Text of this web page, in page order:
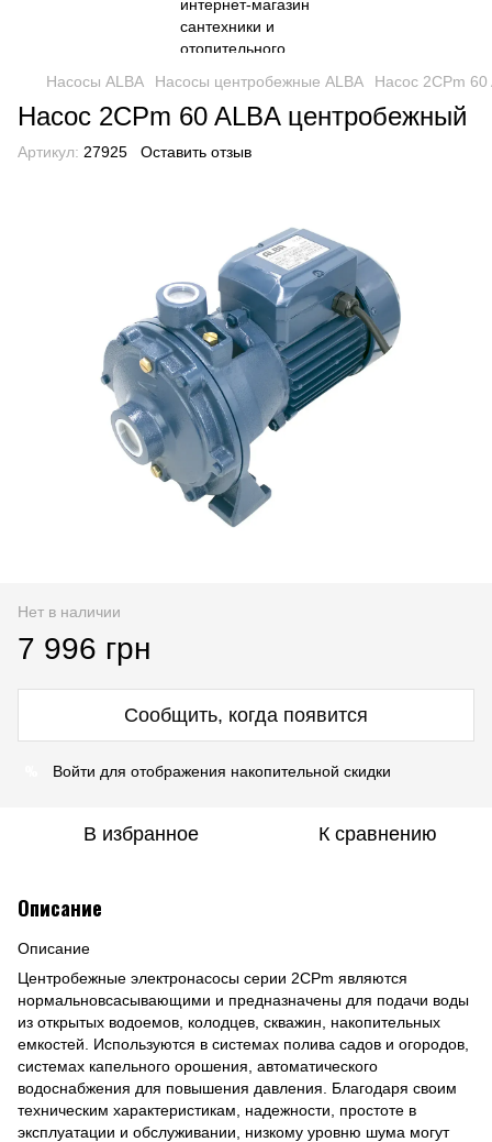
Насосы ALBA Насосы центробежные ALBA Насос 2CPm
Насос 2CPm 60 ALBA центробежный
Артикул: 27925 Оставить отзыв
Нет в наличии
7 996 грн
Сообщить, когда появится
Войти для отображения накопительной скидки
В избранное К сравнению
Описание
Описание
Центробежные электронасосы серии 2CPm являются
нормальновсасывающими и предназначены для подачи воды
из открытых водоемов, колодцев, скважин, накопительных
емкостей. Используются в системах полива садов и огородов,
системах капельного орошения, автоматического
водоснабжения для повышения давления. Благодаря своим
техническим характеристикам, надежности, простоте в
эксплуатации и обслуживании, низкому уровню шума могут